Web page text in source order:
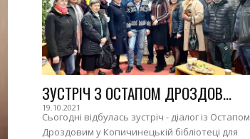
ЗУСТРІЧ З ОСТАПОМ ДРОЗДОВ...
19.10.2021
Сьогодні відбулась зустріч - діалог із Остапом
Дроздовим у Копичинецькій бібліотеці для